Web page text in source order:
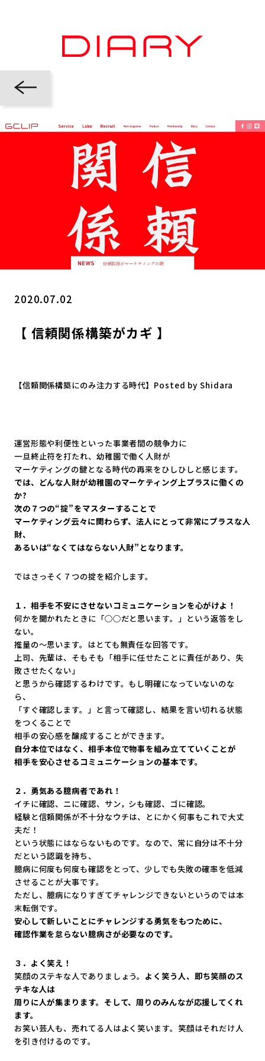
2020.07.02
【 信頼関係構築がカギ 】
【信頼関係構築にのみ注力する時代】Posted by Shidara
運営形態や利便性といった事業者間の競争力に
一旦終止符を打たれ、 幼稚園で働く人財が
マーケティングの鍵となる時代の再来をひしひしと感じます。
では、どんな人財が幼稚園のマーケティング上プラスに働くの
か?
次の７つの“掟”をマスターすることで
マーケティング云々に関わらず、法人にとって非常にプラスな人
財、
あるいは“なくてはならない人財”となります。
ではさっそく７つの掟を紹介します。
１．相手を不安にさせないコミュニケーションを心がけよ！
何かを聞かれたときに「○○だと思います。」 という返答をし
ない。
推量の～思います。はとても無責任な回答です。
上司、先輩は、そもそも「相手に任せたことに責任があり、 失
敗させたくない」
と思うから確認するわけです。もし明確になっていないのな
ら、
「すぐ確認します。」と言って確認し、結果を言い切れる状態
をつくることで
相手の安心感を醸成することができます。
自分本位ではなく、相手本位で物事を組み立てていくことが
相手を安心させるコミュニケーションの基本です。
２．勇気ある臆病者であれ！
イチに確認、ニに確認、サン，シも確認、ゴに確認。
経験と信頼関係が不十分なウチは、 とにかく何事もこれで大丈
夫だ！
という状態にはならないものです。なので、 常に自分は不十分
だという認識を持ち、
臆病に何度も何度も確認をとって、少しでも失敗の確率を低減
させることが大事です。
ただし、 臆病になりすぎてチャレンジできないというのでは本
末転倒です。
安心して新しいことにチャレンジする勇気をもつために、
確認作業を怠らない臆病さが必要なのです。
３．よく笑え！
笑顔のステキな人でありましょう。 よく笑う人、 即ち笑顔のス
テキな人は
周りに人が集まります。そして、周りのみんなが応援してくれ
ます。
お笑い芸人も、売れてる人はよく笑います。 笑顔はそれだけ人
を引き付けるのです。